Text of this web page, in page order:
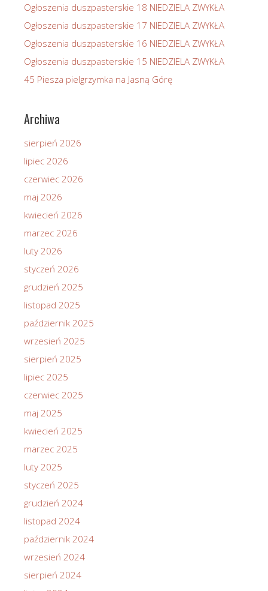
Ogłoszenia duszpasterskie 18 NIEDZIELA ZWYKŁA
Ogłoszenia duszpasterskie 17 NIEDZIELA ZWYKŁA
Ogłoszenia duszpasterskie 16 NIEDZIELA ZWYKŁA
Ogłoszenia duszpasterskie 15 NIEDZIELA ZWYKŁA
45 Piesza pielgrzymka na Jasną Górę
Archiwa
sierpień 2026
lipiec 2026
czerwiec 2026
maj 2026
kwiecień 2026
marzec 2026
luty 2026
styczeń 2026
grudzień 2025
listopad 2025
październik 2025
wrzesień 2025
sierpień 2025
lipiec 2025
czerwiec 2025
maj 2025
kwiecień 2025
marzec 2025
luty 2025
styczeń 2025
grudzień 2024
listopad 2024
październik 2024
wrzesień 2024
sierpień 2024